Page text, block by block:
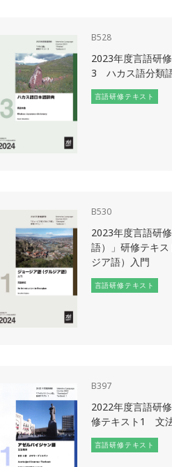
B528
2023年度言語研
3 ハカス語分類
言語研修テキスト
B530
2023年度言語研
語）」研修テキ
ジア語）入門
言語研修テキスト
B397
2022年度言語研
修テキスト1 文
言語研修テキスト